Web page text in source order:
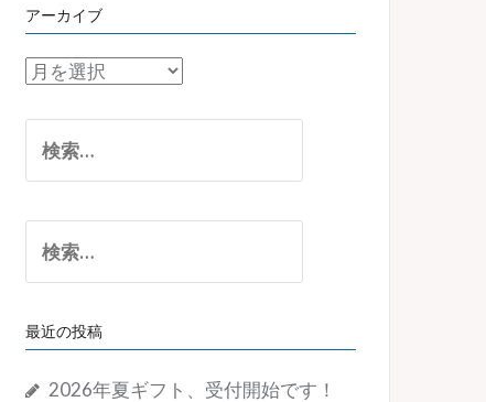
アーカイブ
ア
イ
ブ
索:
索:
最近の投稿
2026年夏ギフト、受付開始です！